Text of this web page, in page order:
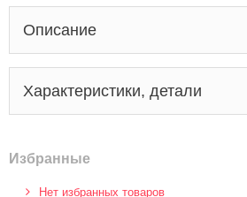
Описание
Характеристики, детали
Избранные
Нет избранных товаров